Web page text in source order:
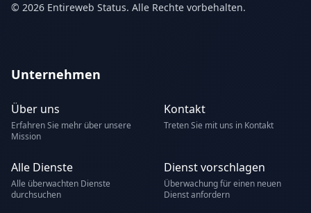
© 2026 Entireweb Status. Alle Rechte vorbehalten.
Unternehmen
Über uns
Erfahren Sie mehr über unsere
Mission
Kontakt
Treten Sie mit uns in Kontakt
Alle Dienste
Alle überwachten Dienste
durchsuchen
Dienst vorschlagen
Überwachung für einen neuen
Dienst anfordern